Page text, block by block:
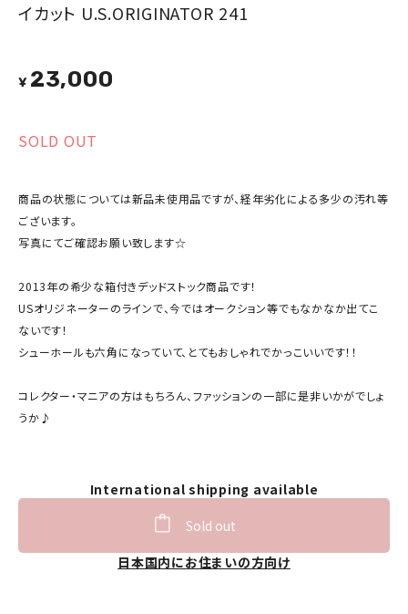
イカット U.S.ORIGINATOR 241
¥ 23,000
SOLD OUT
商品の状態については新品未使用品ですが、経年劣化による多少の汚れ等
ございます。
写真にてご確認お願い致します☆
2013年の希少な箱付きデッドストック商品です！
USオリジネーターのラインで、今ではオークション等でもなかなか出てこ
ないです！
シューホールも六角になっていて、とてもおしゃれでかっこいいです！！
コレクター・マニアの方はもちろん、ファッションの一部に是非いかがでしょ
うか♪
International shipping available
Sold out
日本国内にお住まいの方向け